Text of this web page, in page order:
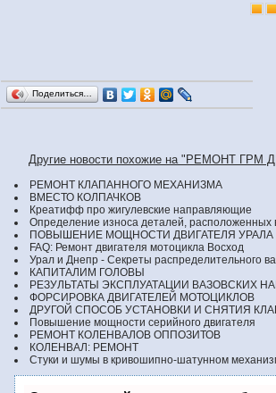
Поделиться…
Другие новости похожие на "РЕМОНТ ГРМ
РЕМОНТ КЛАПАННОГО МЕХАНИЗМА
ВМЕСТО КОЛПАЧКОВ
Креатифф про жигулевские направляющие
Определение износа деталей, расположенных
ПОВЫШЕНИЕ МОЩНОСТИ ДВИГАТЕЛЯ УРАЛА
FAQ: Ремонт двигателя мотоцикла Восход
Урал и Днепр - Секреты распределительного
КАПИТАЛИМ ГОЛОВЫ
РЕЗУЛЬТАТЫ ЭКСПЛУАТАЦИИ ВАЗОВСКИХ
ФОРСИРОВКА ДВИГАТЕЛЕЙ МОТОЦИКЛОВ
ДРУГОЙ СПОСОБ УСТАНОВКИ И СНЯТИЯ
Повышение мощности серийного двигателя
РЕМОНТ КОЛЕНВАЛОВ ОППОЗИТОВ
КОЛЕНВАЛ: РЕМОНТ
Cтуки и шумы в кривошипно-шатунном